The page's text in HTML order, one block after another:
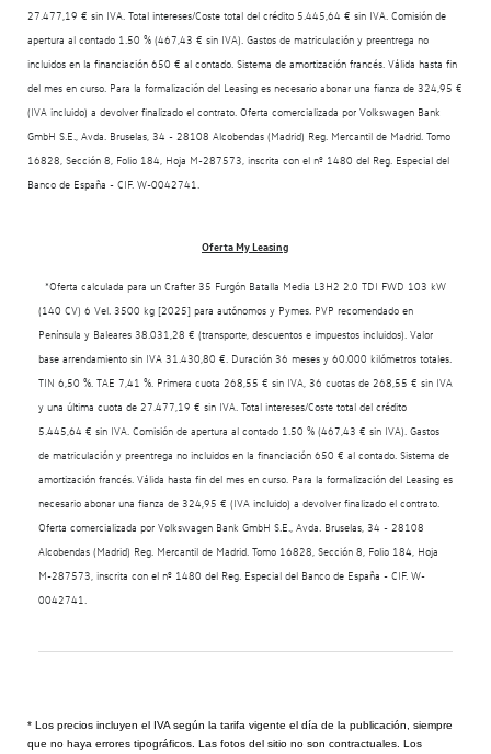
27.477,19 € sin IVA. Total intereses/Coste total del crédito 5.445,64 € sin IVA. Comisión de
apertura al contado 1.50 % (467,43 € sin IVA). Gastos de matriculación y preentrega no
incluidos en la financiación 650 € al contado. Sistema de amortización francés. Válida hasta fin
del mes en curso. Para la formalización del Leasing es necesario abonar una fianza de 324,95 €
(IVA incluido) a devolver finalizado el contrato. Oferta comercializada por Volkswagen Bank
GmbH S.E., Avda. Bruselas, 34 - 28108 Alcobendas (Madrid) Reg. Mercantil de Madrid. Tomo
16828, Sección 8, Folio 184, Hoja M-287573, inscrita con el nº 1480 del Reg. Especial del
Banco de España - CIF. W-0042741.
Oferta My Leasing
*Oferta calculada para un Crafter 35 Furgón Batalla Media L3H2 2.0 TDI FWD 103 kW
(140 CV) 6 Vel. 3500 kg [2025] para autónomos y Pymes. PVP recomendado en
Península y Baleares 38.031,28 € (transporte, descuentos e impuestos incluidos). Valor
base arrendamiento sin IVA 31.430,80 €. Duración 36 meses y 60.000 kilómetros totales.
TIN 6,50 %. TAE 7,41 %. Primera cuota 268,55 € sin IVA, 36 cuotas de 268,55 € sin IVA
y una última cuota de 27.477,19 € sin IVA. Total intereses/Coste total del crédito
5.445,64 € sin IVA. Comisión de apertura al contado 1.50 % (467,43 € sin IVA). Gastos
de matriculación y preentrega no incluidos en la financiación 650 € al contado. Sistema de
amortización francés. Válida hasta fin del mes en curso. Para la formalización del Leasing es
necesario abonar una fianza de 324,95 € (IVA incluido) a devolver finalizado el contrato.
Oferta comercializada por Volkswagen Bank GmbH S.E., Avda. Bruselas, 34 - 28108
Alcobendas (Madrid) Reg. Mercantil de Madrid. Tomo 16828, Sección 8, Folio 184, Hoja
M-287573, inscrita con el nº 1480 del Reg. Especial del Banco de España - CIF. W-
0042741.
* Los precios incluyen el IVA según la tarifa vigente el día de la publicación, siempre
que no haya errores tipográficos. Las fotos del sitio no son contractuales. Los